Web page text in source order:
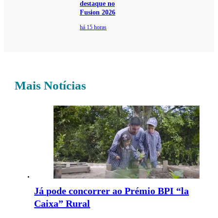
destaque no
Fusion 2026
há 15 horas
Mais Notícias
Já pode concorrer ao Prémio BPI “la
Caixa” Rural